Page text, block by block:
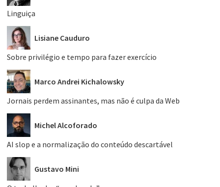
Linguiça
Lisiane Cauduro
Sobre privilégio e tempo para fazer exercício
Marco Andrei Kichalowsky
Jornais perdem assinantes, mas não é culpa da Web
Michel Alcoforado
AI slop e a normalização do conteúdo descartável
Gustavo Mini